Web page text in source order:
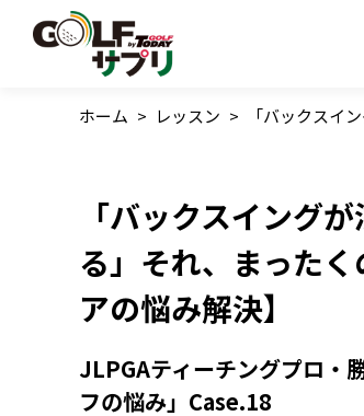
ホーム > レッスン > 「バックスイ
「バックスイング
る」それ、まった
アの悩み解決】
JLPGAティーチングプロ・
フの悩み」Case.18